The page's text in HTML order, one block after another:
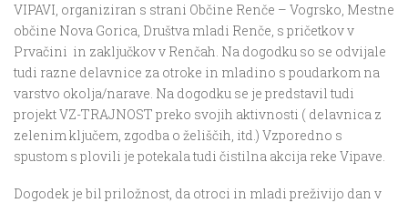
VIPAVI, organiziran s strani Občine Renče – Vogrsko, Mestne
občine Nova Gorica, Društva mladi Renče, s pričetkov v
Prvačini in zaključkov v Renčah. Na dogodku so se odvijale
tudi razne delavnice za otroke in mladino s poudarkom na
varstvo okolja/narave. Na dogodku se je predstavil tudi
projekt VZ-TRAJNOST preko svojih aktivnosti ( delavnica z
zelenim ključem, zgodba o želiščih, itd.) Vzporedno s
spustom s plovili je potekala tudi čistilna akcija reke Vipave.
Dogodek je bil priložnost, da otroci in mladi preživijo dan v